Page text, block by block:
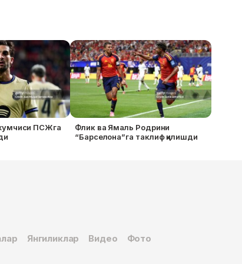
ПСЖга
Флик ва Ямаль Родрини
“Барселона”га таклиф қилишди
Янгиликлар Видео Фото